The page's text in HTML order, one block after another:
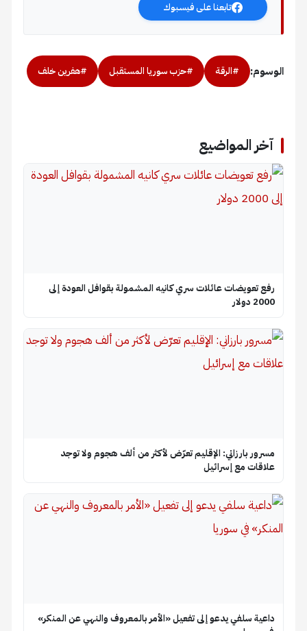
تابعنا على فيسبوك
الوسوم: #الرقة #حزب سوريا المستقبل #هفرين خلف
آخر المواضيع
رفع تعويضات عائلات سري كانيه المشمولة بقوافل العودة إلى
2000 دولار
مسرور بارزاني: الإقليم تعرّض لأكثر من ألف هجوم ولا توجد
علاقات مع إسرائيل
داعية سلفي يدعو إلى تفعيل «الأمر بالمعروف والنهي عن المنكر»